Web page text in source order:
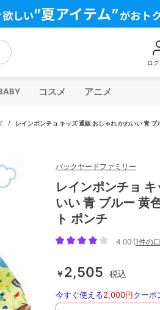
ロ
コスメ アニメ
/ レインポンチョ キッズ 通販 おしゃれ かわいい 青
バックヤードファミリー
レインポンチョ
いい 青 ブルー 黄
ト ポンチ
4.00 (1件の
￥2,505 税込
今すぐ使える2,000円クーポ